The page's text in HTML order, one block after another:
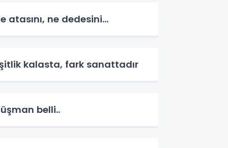
atasını, ne dedesini...
kalasta, fark sanattadır
belli..